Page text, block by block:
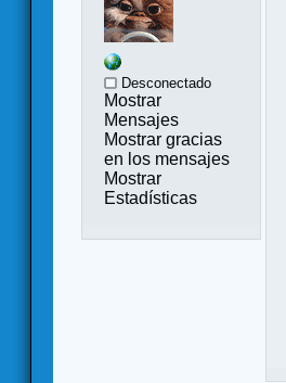
Desconectado
Mostrar
Mensajes
Mostrar gracias
en los mensajes
Mostrar
Estadísticas